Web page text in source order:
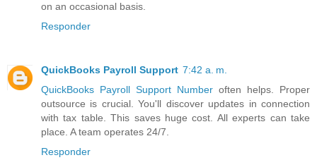
on an occasional basis.
Responder
QuickBooks Payroll Support 7:42 a. m.
QuickBooks Payroll Support Number often helps. Proper
outsource is crucial. You'll discover updates in connection
with tax table. This saves huge cost. All experts can take
place. A team operates 24/7.
Responder